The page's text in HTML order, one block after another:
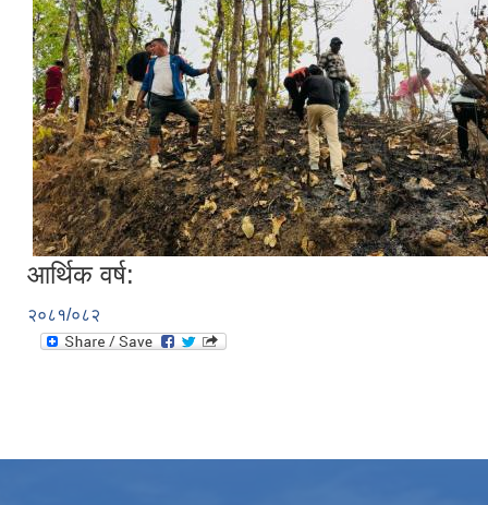
आर्थिक वर्ष:
२०८१/०८२